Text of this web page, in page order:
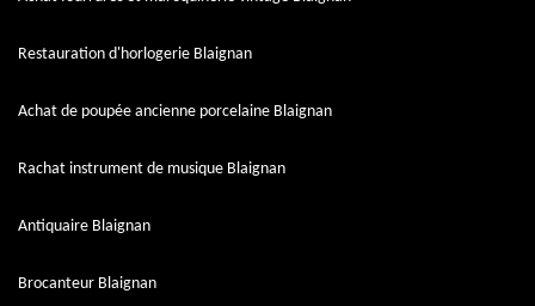
Restauration d'horlogerie Blaignan
Achat de poupée ancienne porcelaine Blaignan
Rachat instrument de musique Blaignan
Antiquaire Blaignan
Brocanteur Blaignan